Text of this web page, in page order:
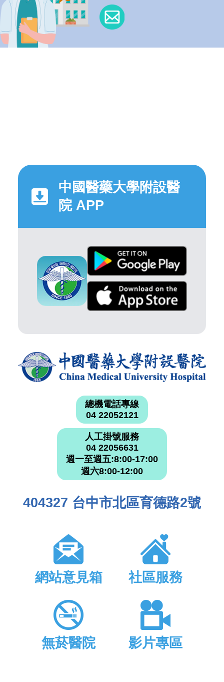
中國醫藥大學附設醫
院 APP
總機電話專線
04 22052121
人工掛號服務
04 22056631
週一至週五:8:00-17:00
週六8:00-12:00
404327 台中市北區育德路2號
網站意見箱 社區服務
無菸醫院 影片專區